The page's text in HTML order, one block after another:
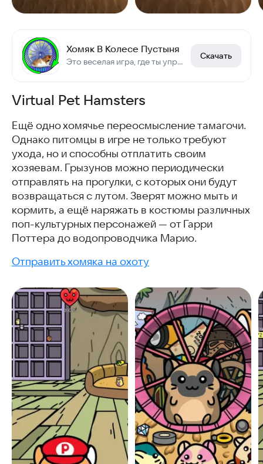
Хомяк В Колесе Пустыня
Это веселая игра, где ты управляешь бегущим в колесе хо
Скачать
Virtual Pet Hamsters
Ещё одно хомячье переосмысление тамагочи.
Однако питомцы в игре не только требуют
ухода, но и способны отплатить своим
хозяевам. Грызунов можно периодически
отправлять на прогулки, с которых они будут
возвращаться с лутом. Зверят можно мыть и
кормить, а ещё наряжать в костюмы различных
поп-культурных персонажей — от Гарри
Поттера до водопроводчика Марио.
Отправить хомяка на охоту